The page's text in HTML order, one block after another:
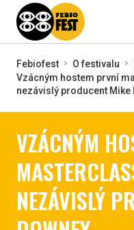
Febiofest O festivalu
Vzácným hostem první
nezávislý producent Mike
VZÁCNÝM
NEZÁVISLÝ